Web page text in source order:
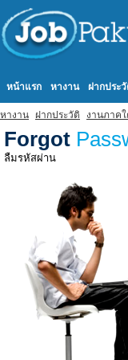
หางาน ฝากประวัติ งานภาคใ
หน้าแรก หางาน ฝากประ
Forgot
ลืมรหัสผ่าน